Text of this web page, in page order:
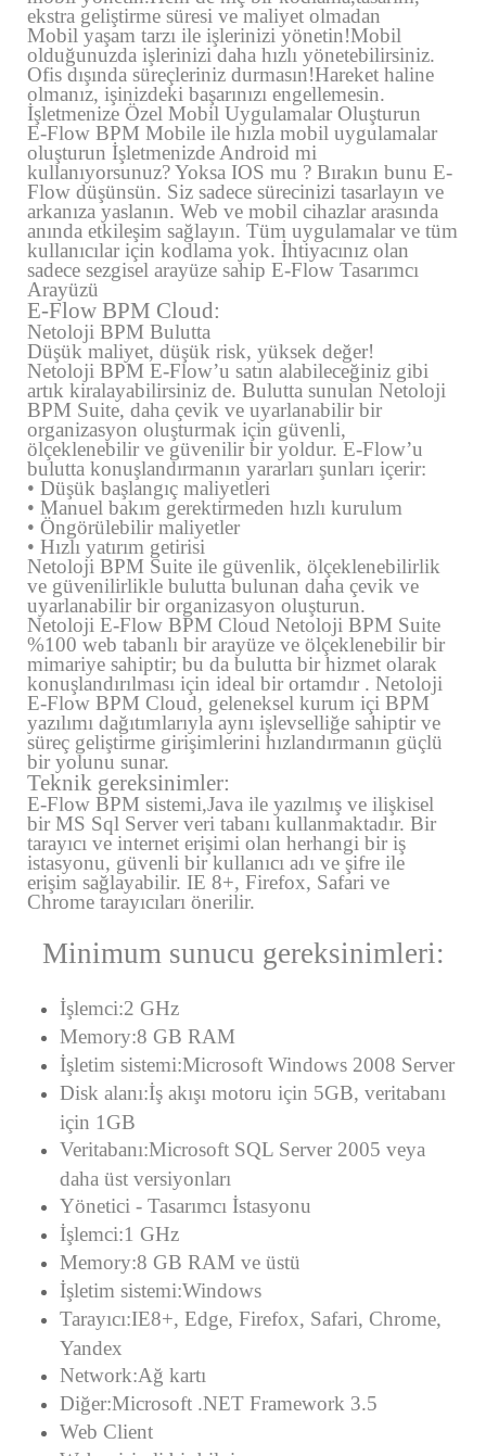
ekstra geliştirme süresi ve maliyet olmadan
Mobil yaşam tarzı ile işlerinizi yönetin!Mobil
olduğunuzda işlerinizi daha hızlı yönetebilirsiniz.
Ofis dışında süreçleriniz durmasın!Hareket haline
olmanız, işinizdeki başarınızı engellemesin.
İşletmenize Özel Mobil Uygulamalar Oluşturun
E-Flow BPM Mobile ile hızla mobil uygulamalar
oluşturun İşletmenizde Android mi
kullanıyorsunuz? Yoksa IOS mu ? Bırakın bunu E-
Flow düşünsün. Siz sadece sürecinizi tasarlayın ve
arkanıza yaslanın. Web ve mobil cihazlar arasında
anında etkileşim sağlayın. Tüm uygulamalar ve tüm
kullanıcılar için kodlama yok. İhtiyacınız olan
sadece sezgisel arayüze sahip E-Flow Tasarımcı
Arayüzü
E-Flow BPM Cloud:
Netoloji BPM Bulutta
Düşük maliyet, düşük risk, yüksek değer!
Netoloji BPM E-Flow’u satın alabileceğiniz gibi
artık kiralayabilirsiniz de. Bulutta sunulan Netoloji
BPM Suite, daha çevik ve uyarlanabilir bir
organizasyon oluşturmak için güvenli,
ölçeklenebilir ve güvenilir bir yoldur. E-Flow’u
bulutta konuşlandırmanın yararları şunları içerir:
• Düşük başlangıç ​​maliyetleri
• Manuel bakım gerektirmeden hızlı kurulum
• Öngörülebilir maliyetler
• Hızlı yatırım getirisi
Netoloji BPM Suite ile güvenlik, ölçeklenebilirlik
ve güvenilirlikle bulutta bulunan daha çevik ve
uyarlanabilir bir organizasyon oluşturun.
Netoloji E-Flow BPM Cloud Netoloji BPM Suite
%100 web tabanlı bir arayüze ve ölçeklenebilir bir
mimariye sahiptir; bu da bulutta bir hizmet olarak
konuşlandırılması için ideal bir ortamdır . Netoloji
E-Flow BPM Cloud, geleneksel kurum içi BPM
yazılımı dağıtımlarıyla aynı işlevselliğe sahiptir ve
süreç geliştirme girişimlerini hızlandırmanın güçlü
bir yolunu sunar.
Teknik gereksinimler:
E-Flow BPM sistemi,Java ile yazılmış ve ilişkisel
bir MS Sql Server veri tabanı kullanmaktadır. Bir
tarayıcı ve internet erişimi olan herhangi bir iş
istasyonu, güvenli bir kullanıcı adı ve şifre ile
erişim sağlayabilir. IE 8+, Firefox, Safari ve
Chrome tarayıcıları önerilir.
Minimum sunucu gereksinimleri:
İşlemci:2 GHz
Memory:8 GB RAM
İşletim sistemi:Microsoft Windows 2008 Server
Disk alanı:İş akışı motoru için 5GB, veritabanı
için 1GB
Veritabanı:Microsoft SQL Server 2005 veya
daha üst versiyonları
Yönetici - Tasarımcı İstasyonu
İşlemci:1 GHz
Memory:8 GB RAM ve üstü
İşletim sistemi:Windows
Tarayıcı:IE8+, Edge, Firefox, Safari, Chrome,
Yandex
Network:Ağ kartı
Diğer:Microsoft .NET Framework 3.5
Web Client